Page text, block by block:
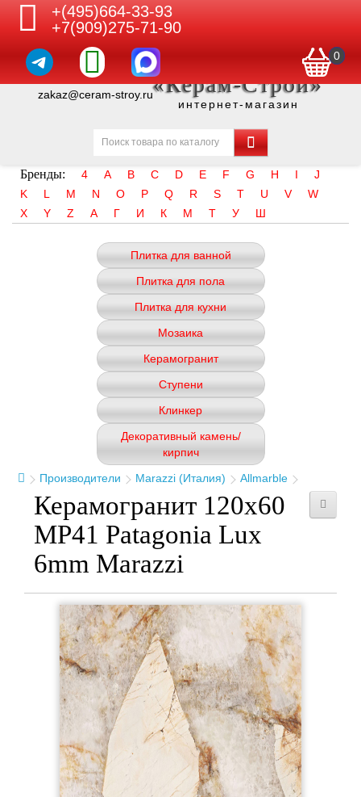
+(495)664-33-93
+7(909)275-71-90
0
zakaz@ceram-stroy.ru«Керам-Строй»
интернет-магазин
Бренды: 4 A B C D E F G H I
J
K
L M N O P Q R S T U V
W
X
Y Z А Г И К М Т У Ш
Плитка для ванной
Плитка для пола
Плитка для кухни
Мозаика
Керамогранит
Ступени
Клинкер
Декоративный камень/
кирпич
Производители
Marazzi (Италия) Allmarble
Керамогранит 120x60
MP41 Patagonia Lux
6mm Marazzi